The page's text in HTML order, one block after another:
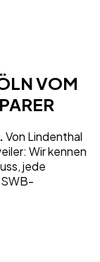
VOM
Von Lindenthal
Wir kennen
jede